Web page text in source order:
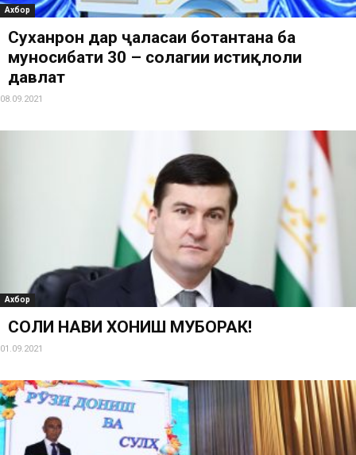
Ахбор
Суханронӣ дар ҷаласаи ботантана ба
муносибати 30 – солагии истиқлоли
давлатӣ
08.09.2021
Ахбор
СОЛИ НАВИ ХОНИШ МУБОРАК!
01.09.2021